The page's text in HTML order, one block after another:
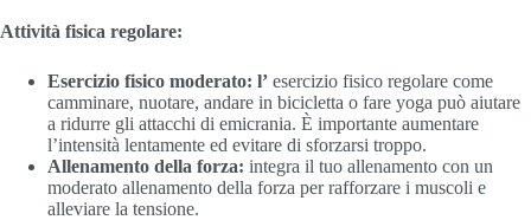
Attività fisica regolare:
Esercizio fisico moderato: l’ esercizio fisico regolare come
camminare, nuotare, andare in bicicletta o fare yoga può aiutare
a ridurre gli attacchi di emicrania. È importante aumentare
l’intensità lentamente ed evitare di sforzarsi troppo.
Allenamento della forza: integra il tuo allenamento con un
moderato allenamento della forza per rafforzare i muscoli e
alleviare la tensione.